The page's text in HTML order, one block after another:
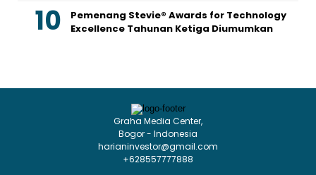
Pemenang Stevie® Awards for Technology
Excellence Tahunan Ketiga Diumumkan
Graha Media Center,
Bogor - Indonesia
harianinvestor@gmail.com
+628557777888